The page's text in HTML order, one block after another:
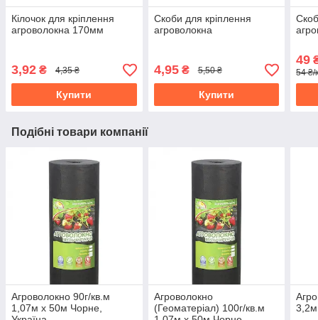
Кілочок для кріплення
агроволокна 170мм
3,92 ₴ 4,35 ₴
Купити
Скоби для кріплення
агроволокна
4,95₴ 5,50 ₴
Купити
49
54 ₴/
Подібні товари компанії
Агроволокно 90г/кв.м
1,07м х 50м Чорне,
Агроволокно
(Геоматеріал) 100г/кв.м